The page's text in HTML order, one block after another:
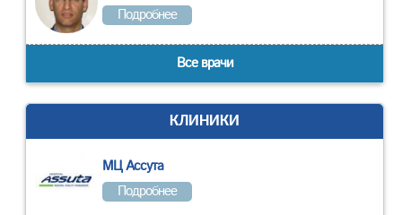
Подробнее
Все врачи
КЛИНИКИ
МЦ Ассута
Подробнее